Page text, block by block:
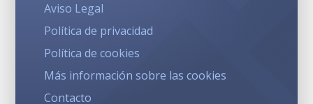
Aviso Legal
Política de privacidad
Política de cookies
Más información sobre las cookies
Contacto